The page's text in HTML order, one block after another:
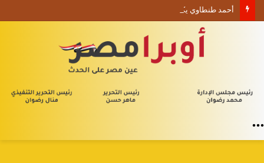
أحمد طنطاوي يكتب حين يصبح الوجود علامة استفهام